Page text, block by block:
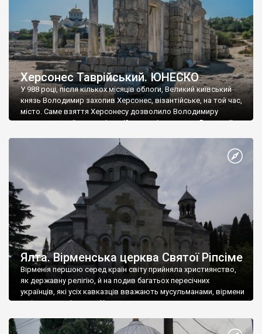
Херсонес Таврійський. ЮНЕСКО
У 988 році, після кількох місяців облоги, Великий київський
князь Володимир захопив Херсонес, візантійське, на той час,
місто. Саме взяття Херсонесу дозволило Володимиру
диктувати свої умови візантійському імператору Василю ІІ, та
Херсонесі Володимир-язичник, став Василем-християнином.
А потім було Хрещення Русі. На честь Херсонесу Таврійського
Ялта. Вірменська церква Святої Ріпсіме
Вірменія першою серед країн світу прийняла християнство,
як державну релігію, й на подив багатьох пересічних
українців, які усіх кавказців вважають мусульманами, вірмени
є відданими вірянами Христа